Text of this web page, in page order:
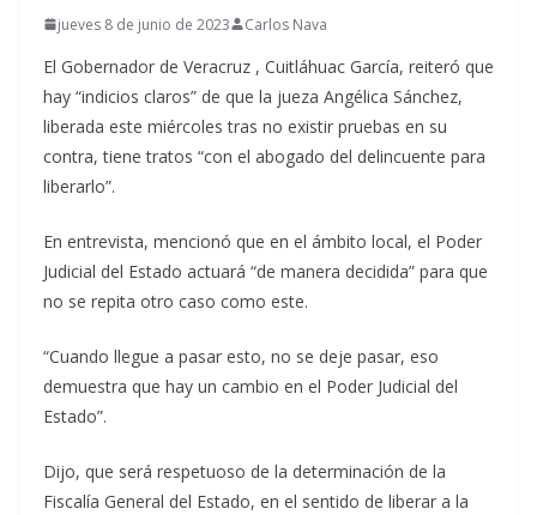
jueves 8 de junio de 2023 Carlos Nava
El Gobernador de Veracruz , Cuitláhuac García, reiteró que
hay “indicios claros” de que la jueza Angélica Sánchez,
liberada este miércoles tras no existir pruebas en su
contra, tiene tratos “con el abogado del delincuente para
liberarlo”.
En entrevista, mencionó que en el ámbito local, el Poder
Judicial del Estado actuará “de manera decidida” para que
no se repita otro caso como este.
“Cuando llegue a pasar esto, no se deje pasar, eso
demuestra que hay un cambio en el Poder Judicial del
Estado”.
Dijo, que será respetuoso de la determinación de la
Fiscalía General del Estado, en el sentido de liberar a la